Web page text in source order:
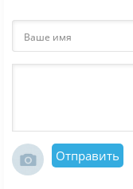
Отправить